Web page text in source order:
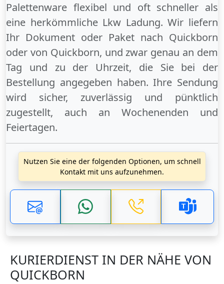
Palettenware flexibel und oft schneller als
eine herkömmliche Lkw Ladung. Wir liefern
Ihr Dokument oder Paket nach Quickborn
oder von Quickborn, und zwar genau an dem
Tag und zu der Uhrzeit, die Sie bei der
Bestellung angegeben haben. Ihre Sendung
wird sicher, zuverlässig und pünktlich
zugestellt, auch an Wochenenden und
Feiertagen.
Nutzen Sie eine der folgenden Optionen, um schnell
Kontakt mit uns aufzunehmen.
KURIERDIENST IN DER NÄHE VON
QUICKBORN